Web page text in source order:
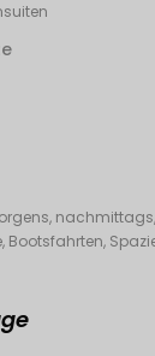
Bootsfahrten,